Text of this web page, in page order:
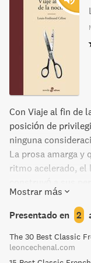
Con Viaje al fin de
posición de
ninguna
La prosa amarga y
ritmo acelerado, el
contempló la
comprender la
Ferdinand
héroe de nuestro
apenas sí da
Mostrar más
Presentado en 2
The 30 Best Classic
leoncechenal.com